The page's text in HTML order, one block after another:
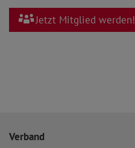
Jetzt Mitglied werden!
Verband